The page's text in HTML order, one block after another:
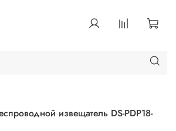
извещатель DS-PDP18-